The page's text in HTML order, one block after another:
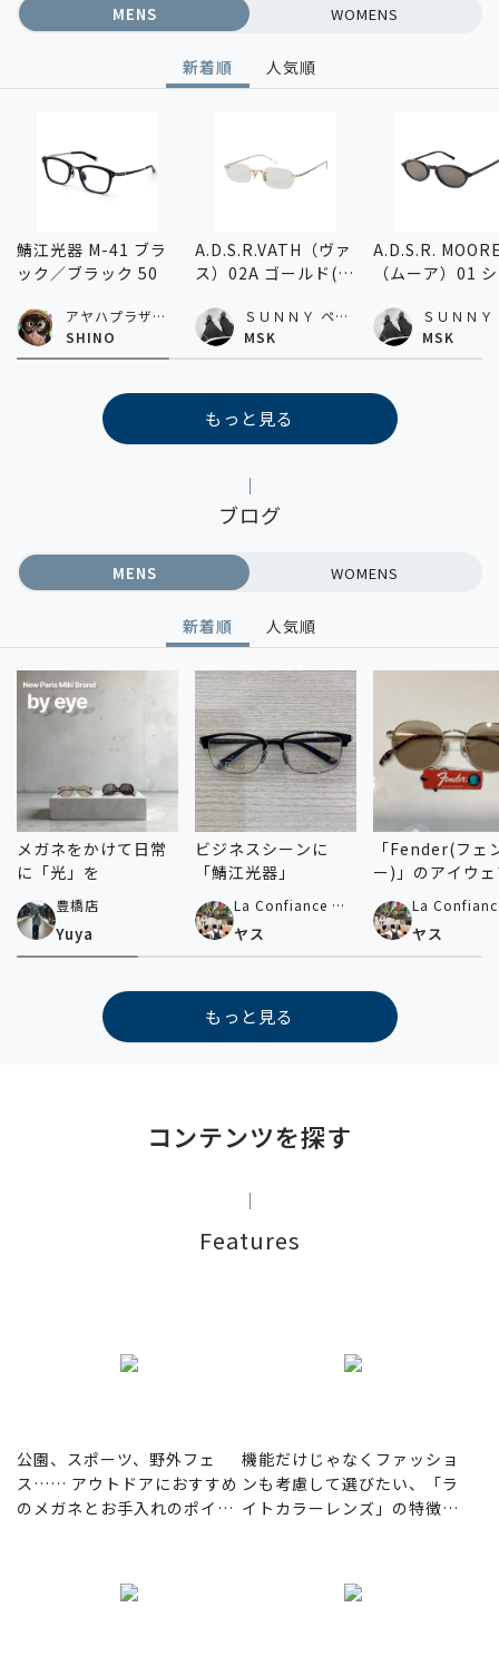
MENS WOMENS
新着順 人気順
鯖江光器 M-41 ブラ
ック／ブラック 50
アヤハプラザ水
口店
SHINO
A.D.S.R.VATH（ヴァ
ス）02A ゴールド(ク
ＳＵＮＮＹ ペリ
エ千葉店
MSK
A.D.S.R.
（ムーア）01
ー) 54
ＳＵＮＮ
エ千葉店
MSK
もっと見る
ブログ
MENS WOMENS
新着順 人気順
メガネをかけて日常
に「光」を
豊橋店
Yuya
ビジネスシーンに
「鯖江光器」
La Confiance by
Paris Miki 横浜ビ
ブレ店
ヤス
「Fender(フェ
ー)」のアイウ
手に入るのはパ
キだけ！
La
Paris Miki
ブレ店
ヤス
もっと見る
コンテンツを探す
Features
公園、スポーツ、野外フェ
ス…… アウトドアにおすすめ
のメガネとお手入れのポイン
機能だけじゃなくファッショ
ンも考慮して選びたい、「ラ
イトカラーレンズ」の特徴と